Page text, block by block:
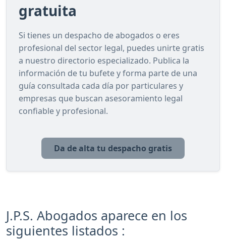
gratuita
Si tienes un despacho de abogados o eres
profesional del sector legal, puedes unirte gratis
a nuestro directorio especializado. Publica la
información de tu bufete y forma parte de una
guía consultada cada día por particulares y
empresas que buscan asesoramiento legal
confiable y profesional.
Da de alta tu despacho gratis
J.P.S. Abogados aparece en los
siguientes listados :